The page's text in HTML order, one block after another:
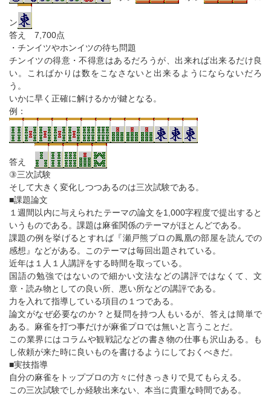
ン
答え 7,700点
・チンイツやホンイツの待ち問題
チンイツの得意・不得意はあるだろうが、出来れば出来るだけ良
い。こればかりは数をこなさないと出来るようにならないだろ
う。
いかに早く正確に解けるかが鍵となる。
例：
答え
③三次試験
そして大きく変化しつつあるのは三次試験である。
■課題論文
１週間以内に与えられたテーマの論文を1,000字程度で提出すると
いうものである。課題は麻雀関係のテーマがほとんどである。
課題の例を挙げるとすれば『瀬戸熊プロの鳳凰の部屋を読んでの
感想』などがある。このテーマは毎回出題されている。
近年は１人１人講評をする時間を取っている。
国語の勉強ではないので細かい文法などの講評ではなくて、文
章・読み物としての良い所、悪い所などの講評である。
力を入れて指導している項目の１つである。
論文がなぜ必要なのか？と疑問を持つ人もいるが、答えは簡単で
ある。麻雀を打つ事だけが麻雀プロでは無いと言うことだ。
この業界にはコラムや観戦記などの書き物の仕事も沢山ある。も
し依頼が来た時に良いものを書けるようにしておくべきだ。
■実技指導
自分の麻雀をトッププロの方々に付きっきりで見てもらえる。
この三次試験でしか経験出来ない、本当に貴重な時間である。